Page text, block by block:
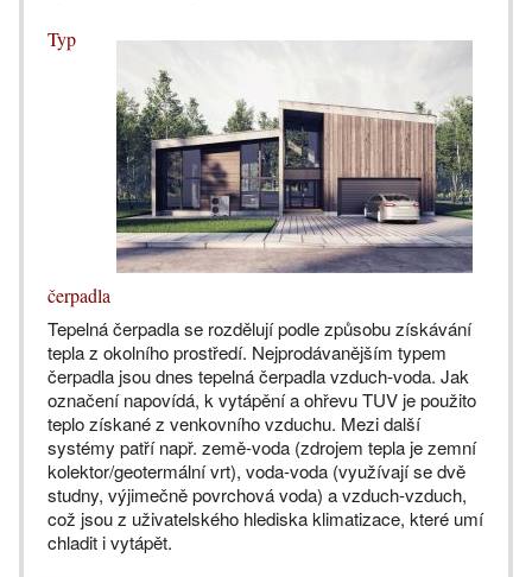
Typ
čerpadla
Tepelná čerpadla se rozdělují podle způsobu získávání
tepla z okolního prostředí. Nejprodávanějším typem
čerpadla jsou dnes tepelná čerpadla vzduch-voda. Jak
označení napovídá, k vytápění a ohřevu TUV je použito
teplo získané z venkovního vzduchu. Mezi další
systémy patří např. země-voda (zdrojem tepla je zemní
kolektor/geotermální vrt), voda-voda (využívají se dvě
studny, výjimečně povrchová voda) a vzduch-vzduch,
což jsou z uživatelského hlediska klimatizace, které umí
chladit i vytápět.